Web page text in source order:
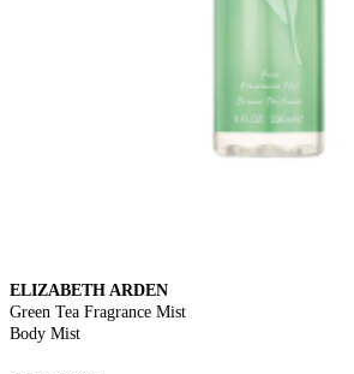
ELIZABETH ARDEN
Green Tea Fragrance Mist
Body Mist